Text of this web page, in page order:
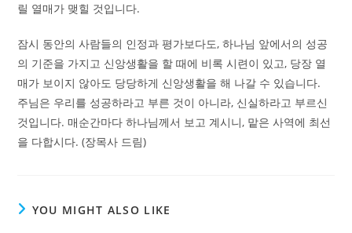
릴 열매가 맺힐 것입니다.
잠시 동안의 사람들의 인정과 평가보다도, 하나님 앞에서의 성공
의 기준을 가지고 신앙생활을 할 때에 비록 시련이 있고, 당장 열
매가 보이지 않아도 당당하게 신앙생활을 해 나갈 수 있습니다.
주님은 우리를 성공하라고 부른 것이 아니라, 신실하라고 부르신
것입니다. 매순간마다 하나님께서 보고 계시니, 맡은 사역에 최선
을 다합시다. (장목사 드림)
YOU MIGHT ALSO LIKE